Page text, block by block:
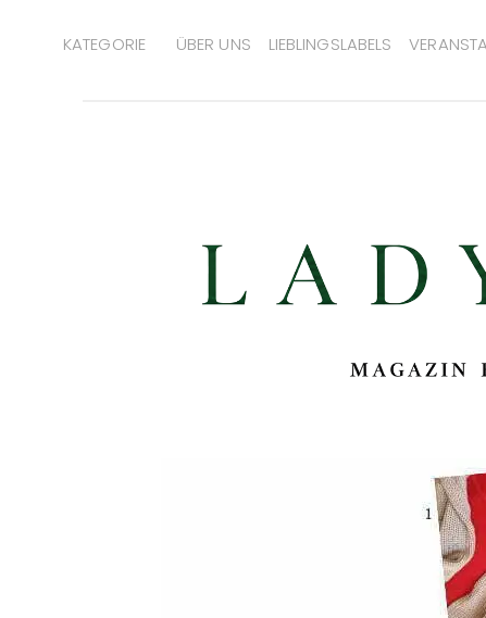
KATEGORIE ÜBER UNS LIEBLINGSLABELS